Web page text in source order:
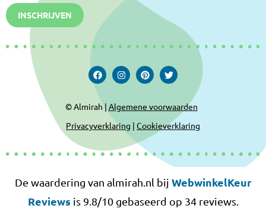
INSCHRIJVEN
© Almirah | Algemene voorwaarden
Privacyverklaring | Cookieverklaring
De waardering van almirah.nl bij WebwinkelKeur
Reviews is 9.8/10 gebaseerd op 34 reviews.